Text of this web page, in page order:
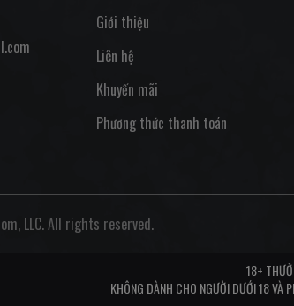
Giới thiệu
Liên hệ
Khuyến mãi
Phương thức thanh toán
LLC. All rights reserved.
18+
KHÔNG DÀNH CHO NGƯỜI DƯỚI 18 VÀ